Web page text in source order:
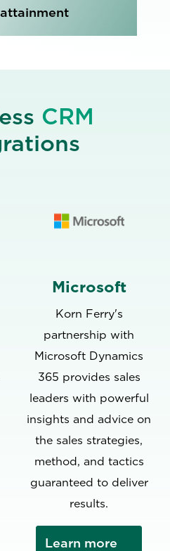
CRM
Microsoft
Korn Ferry's
partnership with
Microsoft Dynamics
365 provides sales
leaders with powerful
insights and advice on
the sales strategies,
method, and tactics
guaranteed to deliver
results.
Learn more